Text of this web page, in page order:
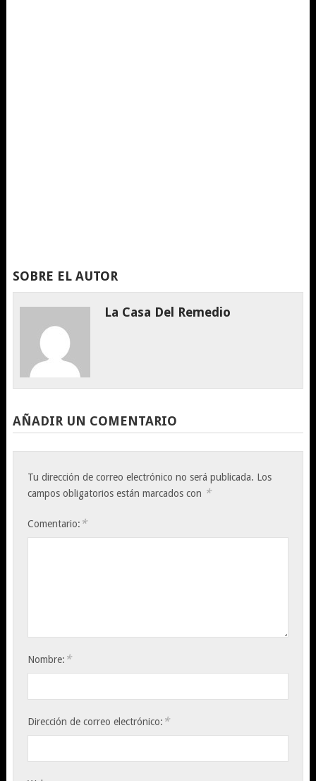
SOBRE EL AUTOR
La Casa Del Remedio
AÑADIR UN COMENTARIO
Tu dirección de correo electrónico no será publicada. Los
campos obligatorios están marcados con *
Comentario: *
Nombre: *
Dirección de correo electrónico: *